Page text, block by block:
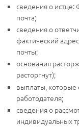
сведения о
почта;
сведения о
фактический
почты;
основания
расторгнут);
выплаты, которые
работодателя;
сведения о
индивидуальных